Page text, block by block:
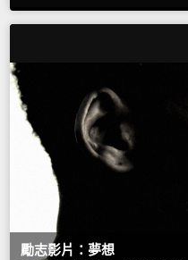
勵志影片：夢想